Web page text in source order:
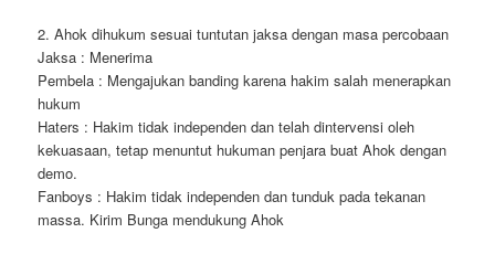
2. Ahok dihukum sesuai tuntutan jaksa dengan masa percobaan
Jaksa : Menerima
Pembela : Mengajukan banding karena hakim salah menerapkan
hukum
Haters : Hakim tidak independen dan telah dintervensi oleh
kekuasaan, tetap menuntut hukuman penjara buat Ahok dengan
demo.
Fanboys : Hakim tidak independen dan tunduk pada tekanan
massa. Kirim Bunga mendukung Ahok